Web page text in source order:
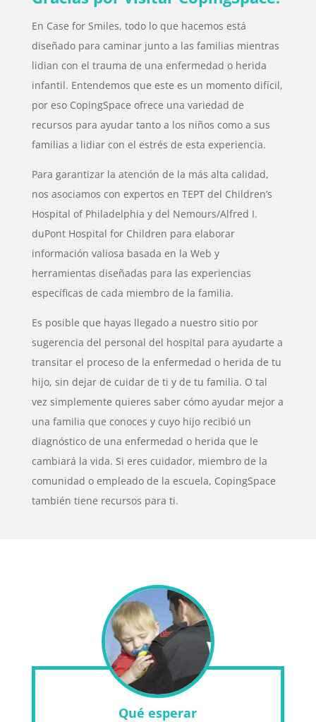
En Case for Smiles, todo lo que hacemos está
diseñado para caminar junto a las familias mientras
lidian con el trauma de una enfermedad o herida
infantil. Entendemos que este es un momento difícil,
por eso CopingSpace ofrece una variedad de
recursos para ayudar tanto a los niños como a sus
familias a lidiar con el estrés de esta experiencia.
Para garantizar la atención de la más alta calidad,
nos asociamos con expertos en TEPT del Children’s
Hospital of Philadelphia y del Nemours/Alfred I.
duPont Hospital for Children para elaborar
información valiosa basada en la Web y
herramientas diseñadas para las experiencias
específicas de cada miembro de la familia.
Es posible que hayas llegado a nuestro sitio por
sugerencia del personal del hospital para ayudarte a
transitar el proceso de la enfermedad o herida de tu
hijo, sin dejar de cuidar de ti y de tu familia. O tal
vez simplemente quieres saber cómo ayudar mejor a
una familia que conoces y cuyo hijo recibió un
diagnóstico de una enfermedad o herida que le
cambiará la vida. Si eres cuidador, miembro de la
comunidad o empleado de la escuela, CopingSpace
también tiene recursos para ti.
Qué esperar